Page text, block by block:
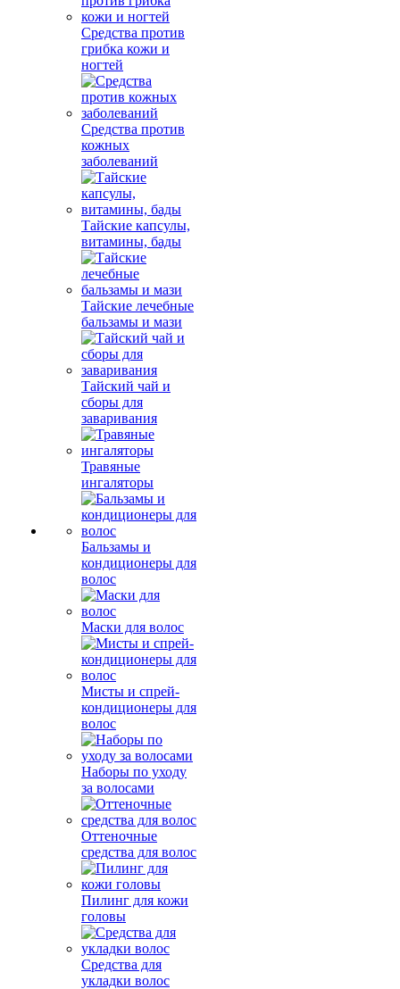
Средства против
грибка кожи и
ногтей
Средства против
кожных
заболеваний
Тайские капсулы,
витамины, бады
Тайские лечебные
бальзамы и мази
Тайский чай и
сборы для
заваривания
Травяные
ингаляторы
Бальзамы и
кондиционеры для
волос
Маски для волос
Мисты и спрей-
кондиционеры для
волос
Наборы по уходу
за волосами
Оттеночные
средства для волос
Пилинг для кожи
головы
Средства для
укладки волос